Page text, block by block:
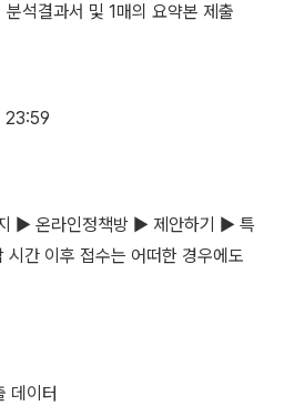
석결과서 및 1매의 요약본 제출
23:59
▶ 온라인정책방 ▶ 제안하기 ▶ 특
시간 이후 접수는 어떠한 경우에도
데이터